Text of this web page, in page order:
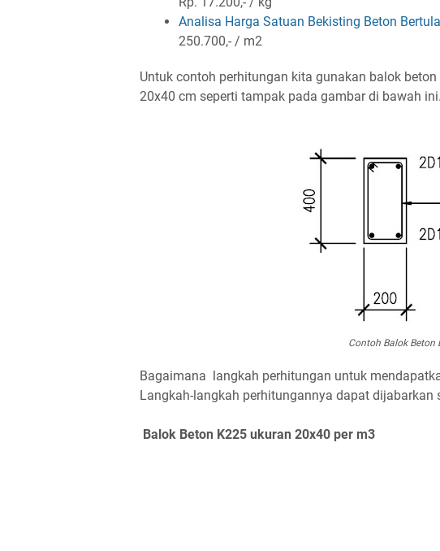
Analisa Harga Satuan Bekisting Beton
250.700,- / m2
Untuk contoh perhitungan kita gunakan balok
20x40 cm seperti tampak pada gambar di bawah ini.
Contoh Balok Beton
Bagaimana langkah perhitungan untuk
Langkah-langkah perhitungannya dapat dijabarkan
Balok Beton K225 ukuran 20x40 per m3